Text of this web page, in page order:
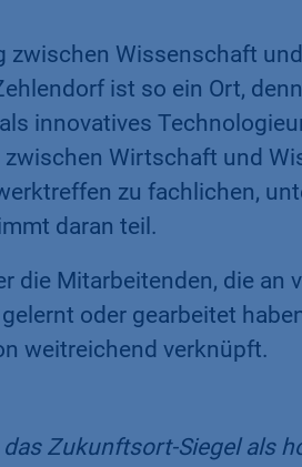
Wissenschaft
ist so ein Ort,
innovatives
Wirtschaft und
zu fachlichen,
daran teil.
die Mitarbeitenden, die an
oder gearbeitet
weitreichend verknüpft.
Zukunftsort-Siegel als